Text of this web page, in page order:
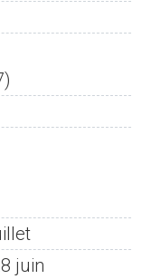
juin